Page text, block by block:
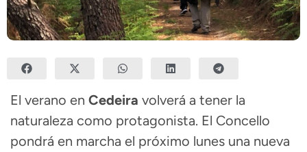
El verano en Cedeira volverá a tener la
naturaleza como protagonista. El Concello
pondrá en marcha el próximo lunes una nueva